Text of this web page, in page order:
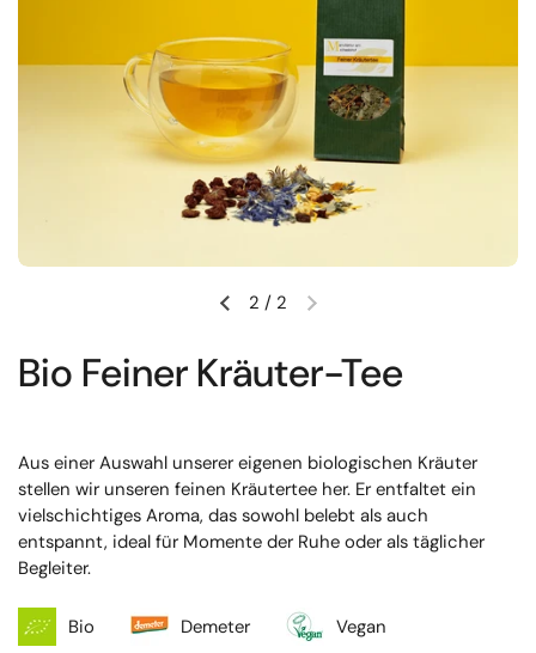
Vorherige FolieNächste Folie
2 / 2
Bio Feiner Kräuter-Tee
Aus einer Auswahl unserer eigenen biologischen Kräuter
stellen wir unseren feinen Kräutertee her. Er entfaltet ein
vielschichtiges Aroma, das sowohl belebt als auch
entspannt, ideal für Momente der Ruhe oder als täglicher
Begleiter.
Bio Demeter Vegan